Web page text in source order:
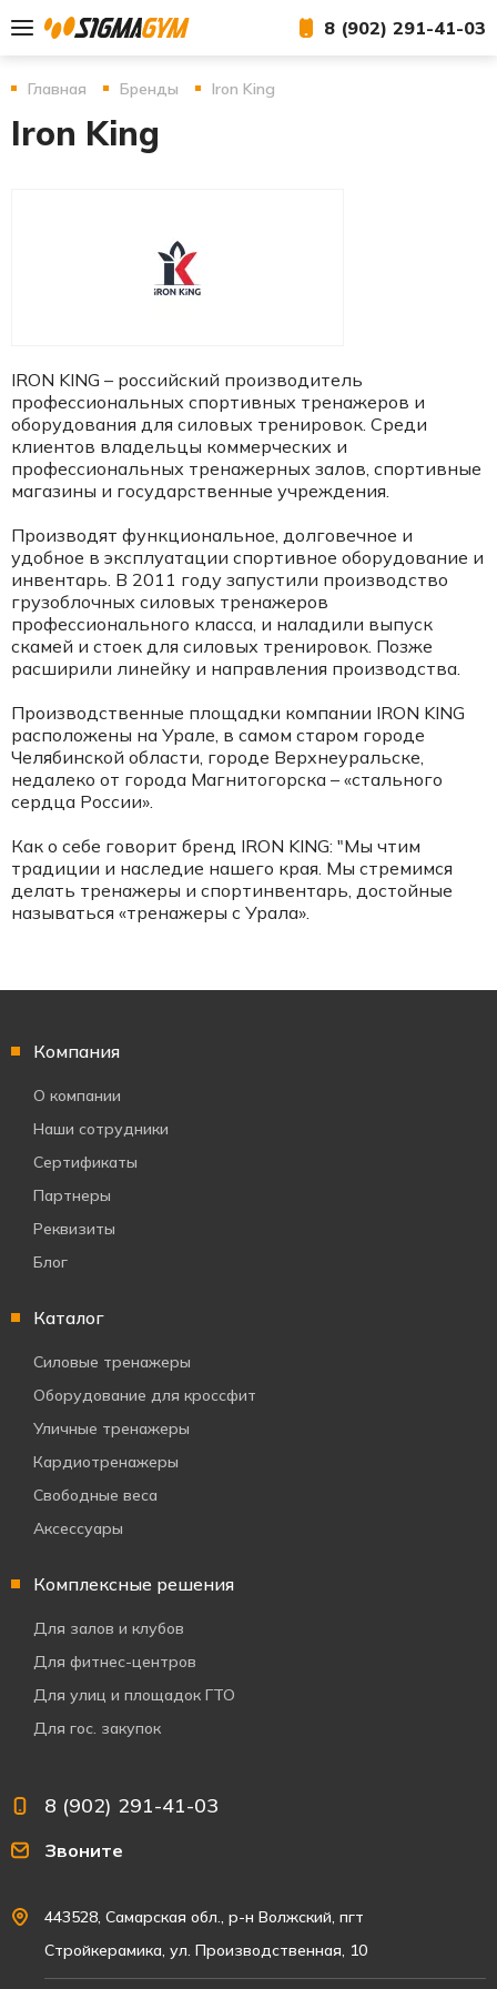
8 (902) 291-41-03
Главная Бренды Iron King
Iron King
IRON KING – российский производитель
профессиональных спортивных тренажеров и
оборудования для силовых тренировок. Среди
клиентов владельцы коммерческих и
профессиональных тренажерных залов, спортивные
магазины и государственные учреждения.
Производят функциональное, долговечное и
удобное в эксплуатации спортивное оборудование и
инвентарь. В 2011 году запустили производство
грузоблочных силовых тренажеров
профессионального класса, и наладили выпуск
скамей и стоек для силовых тренировок. Позже
расширили линейку и направления производства.
Производственные площадки компании IRON KING
расположены на Урале, в самом старом городе
Челябинской области, городе Верхнеуральске,
недалеко от города Магнитогорска – «стального
сердца России».
Как о себе говорит бренд IRON KING: "Мы чтим
традиции и наследие нашего края. Мы стремимся
делать тренажеры и спортинвентарь, достойные
называться «тренажеры с Урала».
Компания
О компании
Наши сотрудники
Сертификаты
Партнеры
Реквизиты
Блог
Каталог
Силовые тренажеры
Оборудование для кроссфит
Уличные тренажеры
Кардиотренажеры
Свободные веса
Аксессуары
Комплексные решения
Для залов и клубов
Для фитнес-центров
Для улиц и площадок ГТО
Для гос. закупок
8 (902) 291-41-03
Звоните
443528, Самарская обл., р-н Волжский, пгт
Стройкерамика, ул. Производственная, 10